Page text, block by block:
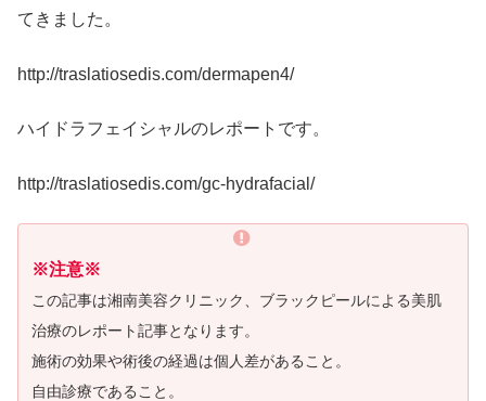
てきました。
http://traslatiosedis.com/dermapen4/
ハイドラフェイシャルのレポートです。
http://traslatiosedis.com/gc-hydrafacial/
※注意※
この記事は湘南美容クリニック、ブラックピールによる美肌
治療のレポート記事となります。
施術の効果や術後の経過は個人差があること。
自由診療であること。